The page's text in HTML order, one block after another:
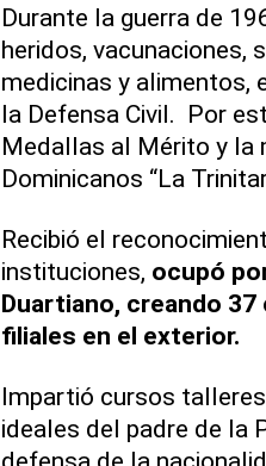
Durante la guerra de
heridos, vacunaciones,
medicinas y alimentos,
la Defensa Civil. Por
Medallas al Mérito y la
Dominicanos “La
Recibió el
instituciones, ocupó
Duartiano, creando
filiales en el exterior.
Impartió cursos
ideales del padre de la